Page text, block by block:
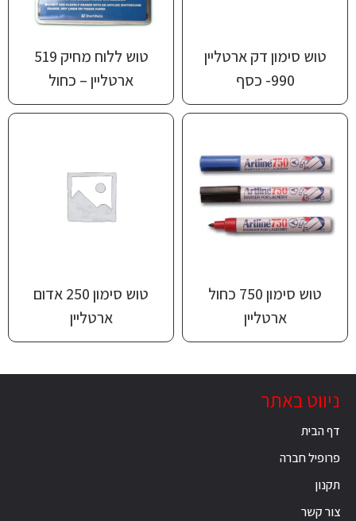
טוש סימון דק ארטליין
990- כסף
טוש ללוח מחיק 519
ארטליין – כחול
טוש סימון 750 כחול
ארטליין
טוש סימון 250 אדום
ארטליין
ניווט באתר
דף הבית
פרופיל חברה
תקנון
צור קשר